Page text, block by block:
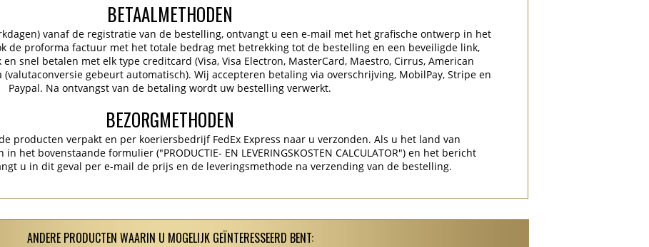
BETAALMETHODEN
vanaf de registratie van de bestelling, ontvangt u een e-mail met het grafische ontwerp in het
de proforma factuur met het totale bedrag met betrekking tot de bestelling en een beveiligde link,
snel betalen met elk type creditcard (Visa, Visa Electron, MasterCard, Maestro, Cirrus, American
(valutaconversie gebeurt automatisch). Wij accepteren betaling via overschrijving, MobilPay, Stripe en
Paypal. Na ontvangst van de betaling wordt uw bestelling verwerkt.
BEZORGMETHODEN
producten verpakt en per koeriersbedrijf FedEx Express naar u verzonden. Als u het land van
het bovenstaande formulier ("PRODUCTIE- EN LEVERINGSKOSTEN CALCULATOR") en het bericht
u in dit geval per e-mail de prijs en de leveringsmethode na verzending van de bestelling.
ANDERE PRODUCTEN WAARIN U MOGELIJK GEÏNTERESSEERD BENT: